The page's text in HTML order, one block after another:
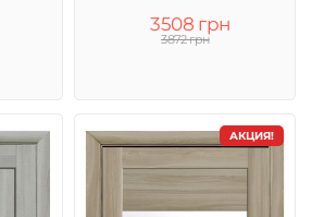
3508 грн
3872 грн
АКЦИЯ!